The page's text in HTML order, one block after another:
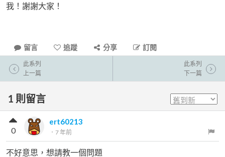
我！謝謝大家！
留言 追蹤 分享 訂閱
此系列
上一篇
此系列
下一篇
1 則留言
ert60213
． 7 年前
0
不好意思，想請教一個問題